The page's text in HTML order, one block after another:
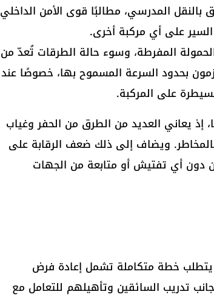
والداخلية لتطبيق قانون رقم 551 المتعلق بالنقل المدرسي، مطالبًا قوى الأمن الداخلي
على أي مركبة أخرى.
المفرطة، وسوء حالة الطرقات تُعدّ من
بحدود السرعة المسموح بها، خصوصًا عند
على المركبة.
إذ يعاني العديد من الطرق من الحفر وغياب
بالمخاطر. ويضاف إلى ذلك ضعف الرقابة على
دون أي تفتيش أو متابعة من الجهات
يتطلب خطة متكاملة تشمل إعادة فرض
جانب تدريب السائقين وتأهيلهم للتعامل مع